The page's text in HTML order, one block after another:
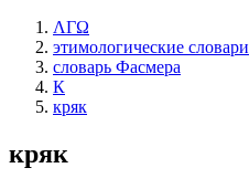
ΛΓΩ
этимологические словари
словарь Фасмера
К
кряк
кряк